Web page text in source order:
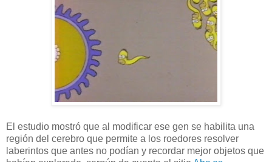
El estudio mostró que al modificar ese gen se habilita una
región del cerebro que permite a los roedores resolver
laberintos que antes no podían y recordar mejor objetos que